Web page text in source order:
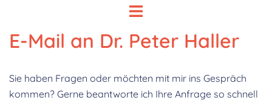
Menü
E-Mail an Dr. Peter Haller
Sie haben Fragen oder möchten mit mir ins Gespräch
kommen? Gerne beantworte ich Ihre Anfrage so schnell